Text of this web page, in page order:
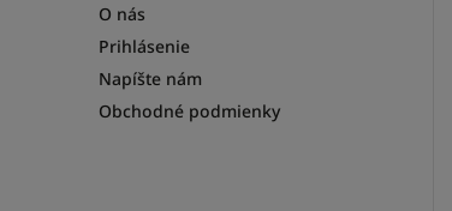
O nás
Prihlásenie
Napíšte nám
Obchodné podmienky